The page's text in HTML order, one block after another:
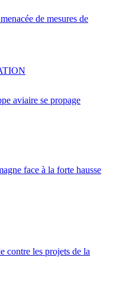
de mesures de
aviaire se propage
face à la forte hausse
contre les projets de la